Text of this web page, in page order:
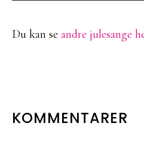
Du kan se andre julesange
KOMMENTARER